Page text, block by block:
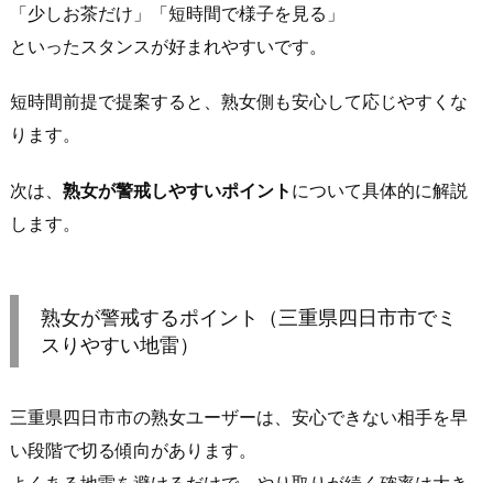
の
辺
し
い？」
自
然
る
待
ち
合
「少しお茶だけ」「短時間で様子を見る」
といったスタンスが好まれやすいです。
短時間前提で提案すると、熟女側も安心して応じやすくな
ります。
次は、 熟女が警戒しやすいポイント について具体的に解説
します。
熟女が警戒するポイント（三重県四日市市でミ
スりやすい地雷）
三重県四日市市の熟女ユーザーは、安心できない相手を早
い段階で切る傾向があります。